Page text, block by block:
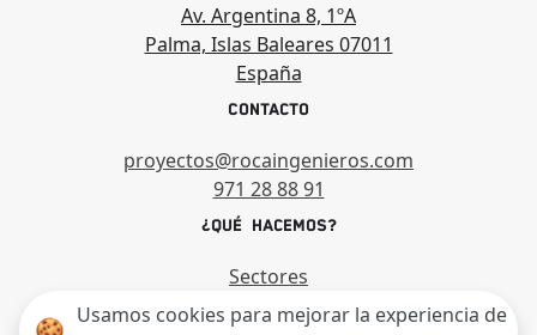
Av. Argentina 8, 1ºA
Palma, Islas Baleares 07011
España
Contacto
proyectos@rocaingenieros.com
971 28 88 91
¿Qué hacemos?
Sectores
Servicios
Usamos cookies para mejorar la experiencia de